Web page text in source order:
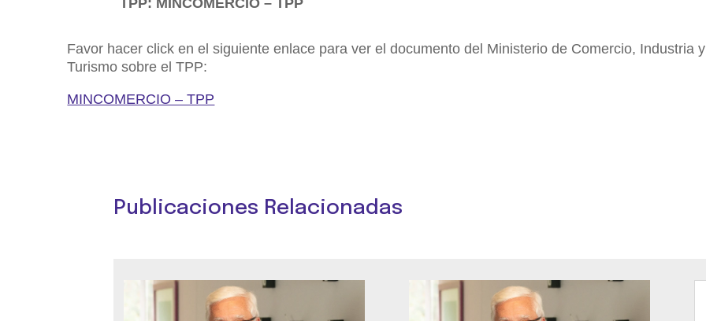
Favor hacer click en el siguiente enlace para ver el documento del Ministerio de Comercio, Industria y
Turismo sobre el TPP:
MINCOMERCIO – TPP
Publicaciones Relacionadas